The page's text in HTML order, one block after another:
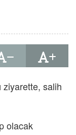
ziyarette, salih
olacak